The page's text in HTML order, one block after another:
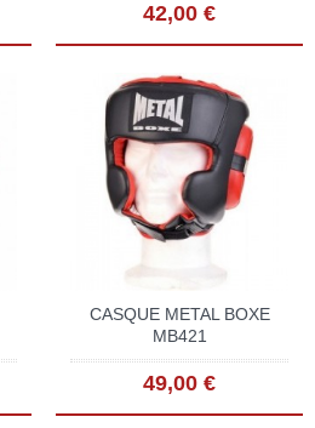
42,00 €
CASQUE METAL BOXE
MB421
49,00 €